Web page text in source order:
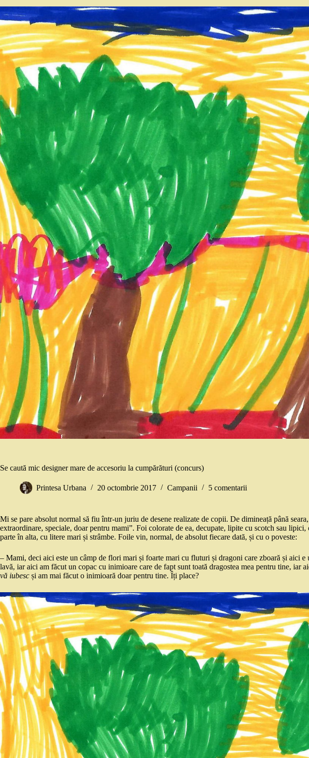
Se caută mic designer mare de accesoriu la cumpărături (concurs)
Printesa Urbana 20 octombrie 2017 Campanii 5 comentarii
Mi se pare absolut normal să fiu într-un juriu de desene realizate de copii. De dimineață până
extraordinare, speciale, doar pentru mami”. Foi colorate de ea, decupate, lipite cu scotch sau
parte în alta, cu litere mari și strâmbe. Foile vin, normal, de absolut fiecare dată, și cu o poveste:
– Mami, deci aici este un câmp de flori mari și foarte mari cu fluturi și dragoni care zboară și aici e
lavă, iar aici am făcut un copac cu inimioare care de fapt sunt toată dragostea mea pentru tine, iar
vă iubesc și am mai făcut o inimioară doar pentru tine. Îți place?